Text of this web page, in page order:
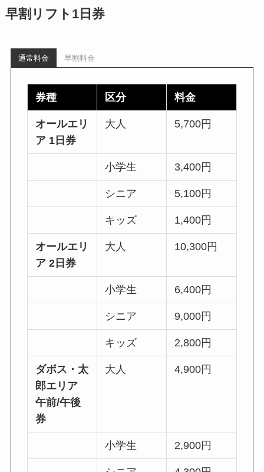
早割リフト1日券
通常料金 早割料金
券種 区分 料金
オールエリ
ア 1日券
大人 5,700円
小学生 3,400円
シニア 5,100円
キッズ 1,400円
オールエリ
ア 2日券
大人 10,300円
小学生 6,400円
シニア 9,000円
キッズ 2,800円
ダボス・太
郎エリア
午前/午後
券
大人 4,900円
小学生 2,900円